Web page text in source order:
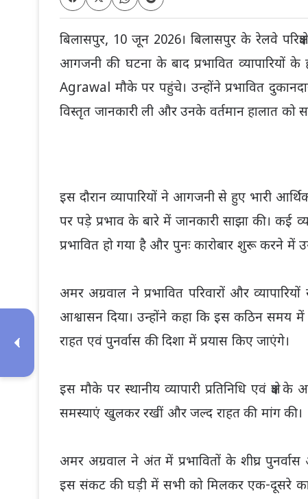
बिलासपुर, 10 जून 2026। बिलासपुर के रेलवे
आगजनी की घटना के बाद प्रभावित व्यापारियों
Agrawal मौके पर पहुंचे। उन्होंने प्रभावित
विस्तृत जानकारी ली और उनके वर्तमान हालात को
इस दौरान व्यापारियों ने आगजनी से हुए भारी
पर पड़े प्रभाव के बारे में जानकारी साझा की। कई
प्रभावित हो गया है और पुनः कारोबार शुरू करने में
अमर अग्रवाल ने प्रभावित परिवारों और
आश्वासन दिया। उन्होंने कहा कि इस कठिन समय
राहत एवं पुनर्वास की दिशा में प्रयास किए जाएंगे।
इस मौके पर स्थानीय व्यापारी प्रतिनिधि एवं क्षेत्र
समस्याएं खुलकर रखीं और जल्द राहत की मांग की।
अमर अग्रवाल ने अंत में प्रभावितों के शीघ्र
इस संकट की घड़ी में सभी को मिलकर एक-दूसरे का